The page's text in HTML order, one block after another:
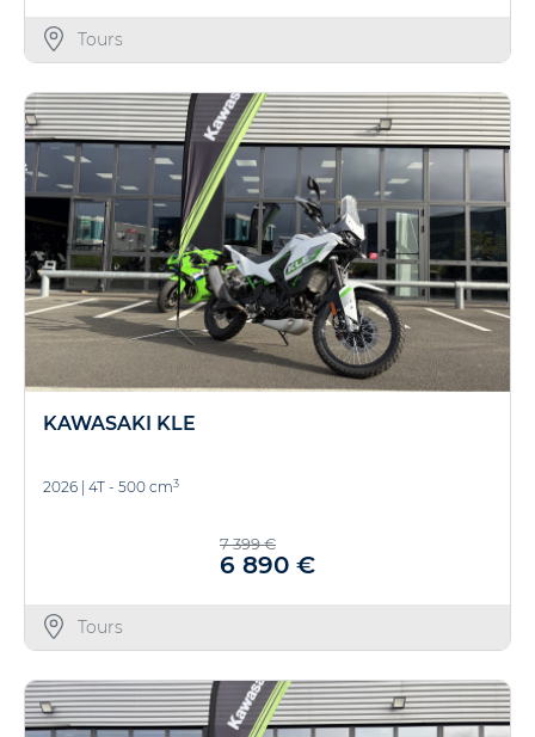
Tours
KAWASAKI KLE
2026 4T - 500 cm3
7 399 €
6 890 €
Tours